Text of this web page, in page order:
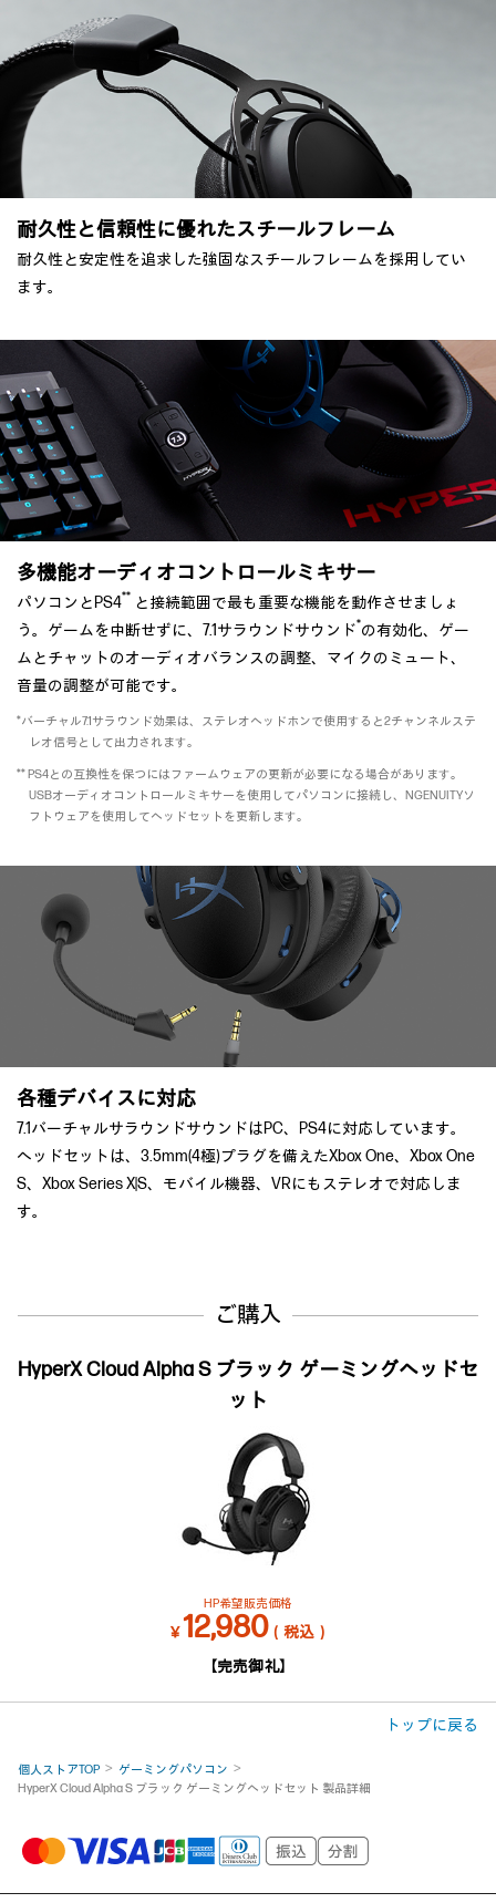
耐久性と信頼性に優れたスチールフレーム
耐久性と安定性を追求した強固なスチールフレームを採用してい
ます。
多機能オーディオコントロールミキサー
パソコンとPS4** と接続範囲で最も重要な機能を動作させましょ
う。ゲームを中断せずに、7.1サラウンドサウンド*の有効化、ゲー
ムとチャットのオーディオバランスの調整、マイクのミュート、
音量の調整が可能です。
*バーチャル7.1サラウンド効果は、ステレオヘッドホンで使用すると2チャンネルステ
レオ信号として出力されます。
** PS4との互換性を保つにはファームウェアの更新が必要になる場合があります。
USBオーディオコントロールミキサーを使用してパソコンに接続し、NGENUITYソ
フトウェアを使用してヘッドセットを更新します。
各種デバイスに対応
7.1バーチャルサラウンドサウンドはPC、PS4に対応しています。
へッドセットは、3.5mm(4極)プラグを備えたXbox One、Xbox One
S、Xbox Series X|S、モバイル機器、VRにもステレオで対応しま
す。
ご購入
HyperX Cloud Alpha S ブラック ゲーミングヘッドセ
ット
HP希望販売価格
￥12,980（税込）
【完売御礼】
トップに戻る
個人ストアTOP
ゲーミングパソコン
HyperX Cloud Alpha S ブラック ゲーミングヘッドセット 製品詳細